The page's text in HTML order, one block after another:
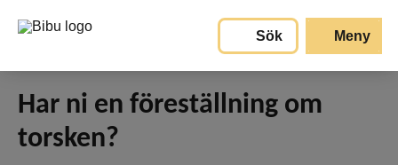
Sök
Meny
Har ni en föreställning om
torsken?